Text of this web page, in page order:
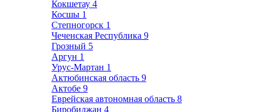
Кокшетау 4
Косшы 1
Степногорск 1
Чеченская Республика 9
Грозный 5
Аргун 1
Урус-Мартан 1
Актюбинская область 9
Актобе 9
Еврейская автономная область 8
Биробиджан 4